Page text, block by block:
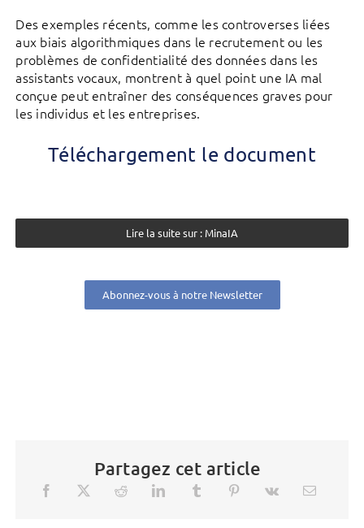
Des exemples récents, comme les controverses liées
aux biais algorithmiques dans le recrutement ou les
problèmes de confidentialité des données dans les
assistants vocaux, montrent à quel point une IA mal
conçue peut entraîner des conséquences graves pour
les individus et les entreprises.
Téléchargement le document
Lire la suite sur : MinaIA
Abonnez-vous à notre Newsletter
Partagez cet article